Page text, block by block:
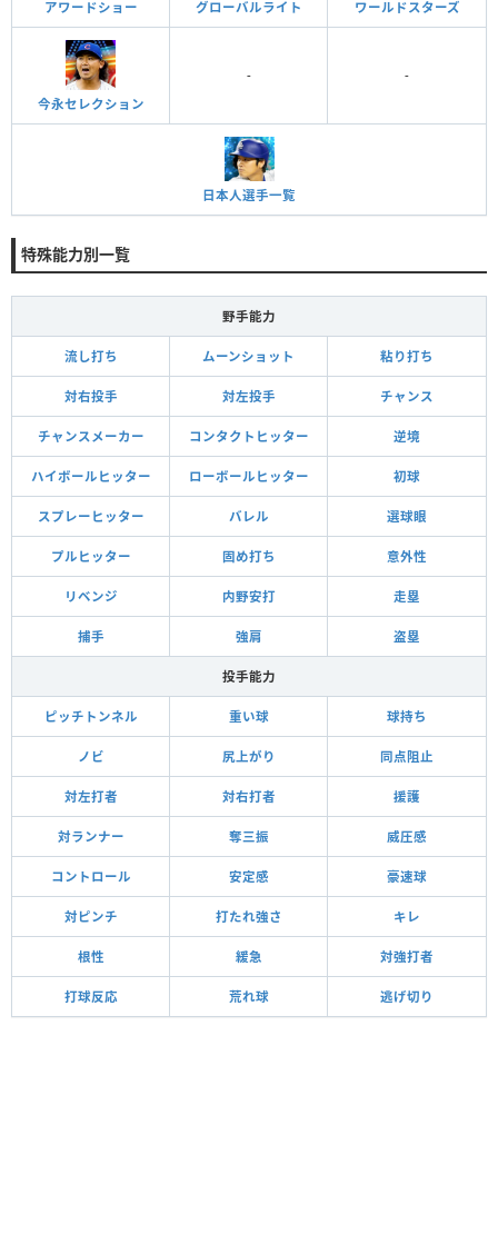
アワードショー グローバルライト ワールドスターズ
今永セレクション
- -
日本人選手一覧
特殊能力別一覧
野手能力
流し打ち ムーンショット 粘り打ち
対右投手 対左投手 チャンス
チャンスメーカー コンタクトヒッター 逆境
ハイボールヒッター ローボールヒッター 初球
スプレーヒッター バレル 選球眼
プルヒッター 固め打ち 意外性
リベンジ 内野安打 走塁
捕手 強肩 盗塁
投手能力
ピッチトンネル 重い球 球持ち
ノビ 尻上がり 同点阻止
対左打者 対右打者 援護
対ランナー 奪三振 威圧感
コントロール 安定感 豪速球
対ピンチ 打たれ強さ キレ
根性 緩急 対強打者
打球反応 荒れ球 逃げ切り